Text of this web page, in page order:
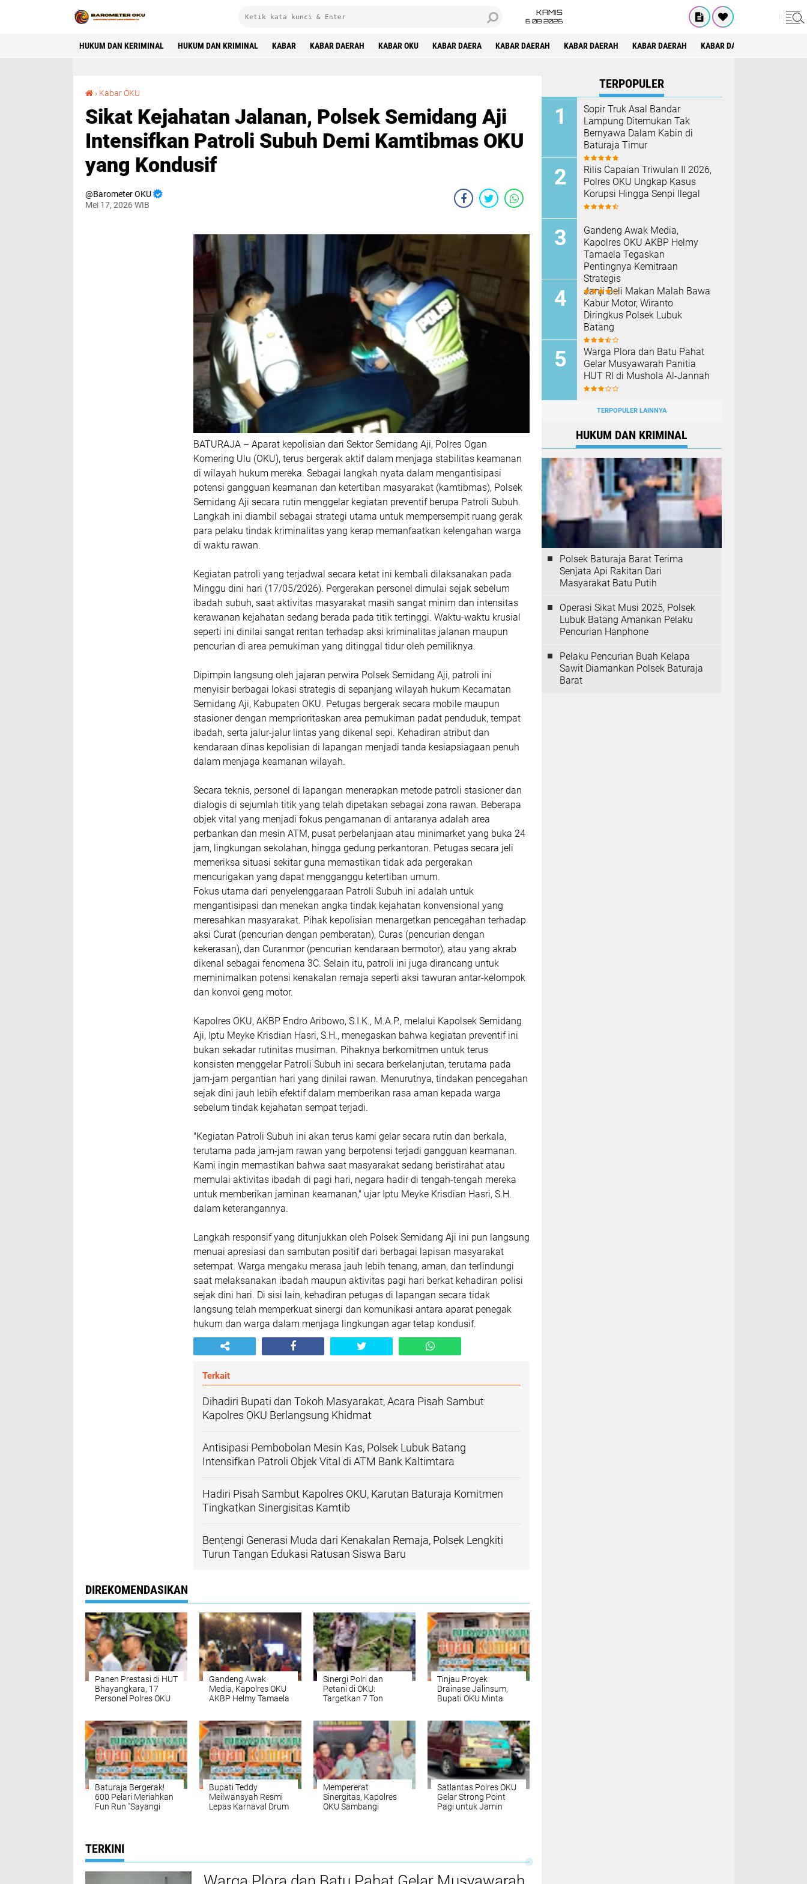
KAMIS
6 08 2026
HUKUM DAN KERIMINAL HUKUM DAN KRIMINAL KABAR KABAR DAERAH KABAR OKU KABAR DAERA KABAR DAERAH KABAR DAERAH KABAR DAERAH KABAR DAERAH
› Kabar OKU
Sikat Kejahatan Jalanan, Polsek Semidang Aji
Intensifkan Patroli Subuh Demi Kamtibmas OKU
yang Kondusif
Barometer OKU
Mei 17, 2026 WIB
BATURAJA – Aparat kepolisian dari Sektor Semidang Aji, Polres Ogan
Komering Ulu (OKU), terus bergerak aktif dalam menjaga stabilitas keamanan
di wilayah hukum mereka. Sebagai langkah nyata dalam mengantisipasi
potensi gangguan keamanan dan ketertiban masyarakat (kamtibmas), Polsek
Semidang Aji secara rutin menggelar kegiatan preventif berupa Patroli Subuh.
Langkah ini diambil sebagai strategi utama untuk mempersempit ruang gerak
para pelaku tindak kriminalitas yang kerap memanfaatkan kelengahan warga
di waktu rawan.
Kegiatan patroli yang terjadwal secara ketat ini kembali dilaksanakan pada
Minggu dini hari (17/05/2026). Pergerakan personel dimulai sejak sebelum
ibadah subuh, saat aktivitas masyarakat masih sangat minim dan intensitas
kerawanan kejahatan sedang berada pada titik tertinggi. Waktu-waktu krusial
seperti ini dinilai sangat rentan terhadap aksi kriminalitas jalanan maupun
pencurian di area pemukiman yang ditinggal tidur oleh pemiliknya.
Dipimpin langsung oleh jajaran perwira Polsek Semidang Aji, patroli ini
menyisir berbagai lokasi strategis di sepanjang wilayah hukum Kecamatan
Semidang Aji, Kabupaten OKU. Petugas bergerak secara mobile maupun
stasioner dengan memprioritaskan area pemukiman padat penduduk, tempat
ibadah, serta jalur-jalur lintas yang dikenal sepi. Kehadiran atribut dan
kendaraan dinas kepolisian di lapangan menjadi tanda kesiapsiagaan penuh
dalam menjaga keamanan wilayah.
Secara teknis, personel di lapangan menerapkan metode patroli stasioner dan
dialogis di sejumlah titik yang telah dipetakan sebagai zona rawan. Beberapa
objek vital yang menjadi fokus pengamanan di antaranya adalah area
perbankan dan mesin ATM, pusat perbelanjaan atau minimarket yang buka 24
jam, lingkungan sekolahan, hingga gedung perkantoran. Petugas secara jeli
memeriksa situasi sekitar guna memastikan tidak ada pergerakan
mencurigakan yang dapat mengganggu ketertiban umum.
Fokus utama dari penyelenggaraan Patroli Subuh ini adalah untuk
mengantisipasi dan menekan angka tindak kejahatan konvensional yang
meresahkan masyarakat. Pihak kepolisian menargetkan pencegahan terhadap
aksi Curat (pencurian dengan pemberatan), Curas (pencurian dengan
kekerasan), dan Curanmor (pencurian kendaraan bermotor), atau yang akrab
dikenal sebagai fenomena 3C. Selain itu, patroli ini juga dirancang untuk
meminimalkan potensi kenakalan remaja seperti aksi tawuran antar-kelompok
dan konvoi geng motor.
Kapolres OKU, AKBP Endro Aribowo, S.I.K., M.A.P., melalui Kapolsek Semidang
Aji, Iptu Meyke Krisdian Hasri, S.H., menegaskan bahwa kegiatan preventif ini
bukan sekadar rutinitas musiman. Pihaknya berkomitmen untuk terus
konsisten menggelar Patroli Subuh ini secara berkelanjutan, terutama pada
jam-jam pergantian hari yang dinilai rawan. Menurutnya, tindakan pencegahan
sejak dini jauh lebih efektif dalam memberikan rasa aman kepada warga
sebelum tindak kejahatan sempat terjadi.
"Kegiatan Patroli Subuh ini akan terus kami gelar secara rutin dan berkala,
terutama pada jam-jam rawan yang berpotensi terjadi gangguan keamanan.
Kami ingin memastikan bahwa saat masyarakat sedang beristirahat atau
memulai aktivitas ibadah di pagi hari, negara hadir di tengah-tengah mereka
untuk memberikan jaminan keamanan," ujar Iptu Meyke Krisdian Hasri, S.H.
dalam keterangannya.
Langkah responsif yang ditunjukkan oleh Polsek Semidang Aji ini pun langsung
menuai apresiasi dan sambutan positif dari berbagai lapisan masyarakat
setempat. Warga mengaku merasa jauh lebih tenang, aman, dan terlindungi
saat melaksanakan ibadah maupun aktivitas pagi hari berkat kehadiran polisi
sejak dini hari. Di sisi lain, kehadiran petugas di lapangan secara tidak
langsung telah memperkuat sinergi dan komunikasi antara aparat penegak
hukum dan warga dalam menjaga lingkungan agar tetap kondusif.
Terkait
Dihadiri Bupati dan Tokoh Masyarakat, Acara Pisah Sambut
Kapolres OKU Berlangsung Khidmat
Antisipasi Pembobolan Mesin Kas, Polsek Lubuk Batang
Intensifkan Patroli Objek Vital di ATM Bank Kaltimtara
Hadiri Pisah Sambut Kapolres OKU, Karutan Baturaja Komitmen
Tingkatkan Sinergisitas Kamtib
Bentengi Generasi Muda dari Kenakalan Remaja, Polsek Lengkiti
Turun Tangan Edukasi Ratusan Siswa Baru
DIREKOMENDASIKAN
Panen Prestasi di HUT
Bhayangkara, 17
Personel Polres OKU
Istimewa
Gandeng Awak
Media, Kapolres OKU
AKBP Helmy Tamaela
Sinergi Polri dan
Petani di OKU:
Targetkan 7 Ton
Daerah
Tinjau Proyek
Drainase Jalinsum,
Bupati OKU Minta
Bersih untuk Warga
Baturaja Bergerak!
600 Pelari Meriahkan
Fun Run "Sayangi
Bupati Teddy
Meilwansyah Resmi
Lepas Karnaval Drum
Mempererat
Sinergitas, Kapolres
OKU Sambangi
Satlantas Polres OKU
Gelar Strong Point
Pagi untuk Jamin
TERKINI
TERPOPULER
Sopir Truk Asal Bandar
Lampung Ditemukan Tak
Bernyawa Dalam Kabin di
Baturaja Timur
Rilis Capaian Triwulan II 2026,
Polres OKU Ungkap Kasus
Korupsi Hingga Senpi Ilegal
Gandeng Awak Media,
Kapolres OKU AKBP Helmy
Tamaela Tegaskan
Pentingnya Kemitraan
Strategis
Janji Beli Makan Malah Bawa
Kabur Motor, Wiranto
Diringkus Polsek Lubuk
Batang
Warga Plora dan Batu Pahat
Gelar Musyawarah Panitia
HUT RI di Mushola Al-Jannah
TERPOPULER LAINNYA
HUKUM DAN KRIMINAL
Polsek Baturaja Barat Terima
Senjata Api Rakitan Dari
Masyarakat Batu Putih
Operasi Sikat Musi 2025, Polsek
Lubuk Batang Amankan Pelaku
Pencurian Hanphone
Pelaku Pencurian Buah Kelapa
Sawit Diamankan Polsek Baturaja
Barat